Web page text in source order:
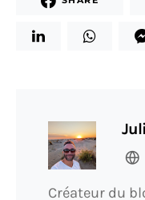
Créateur du